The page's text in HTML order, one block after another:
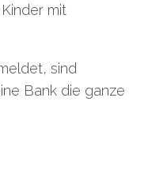
mit
sind
Bank die ganze